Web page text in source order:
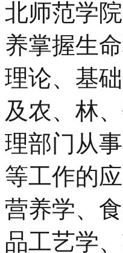
北师范学
养掌握生
理论、基
及农、林
理部门从
等工作的
营养学、
品工艺学